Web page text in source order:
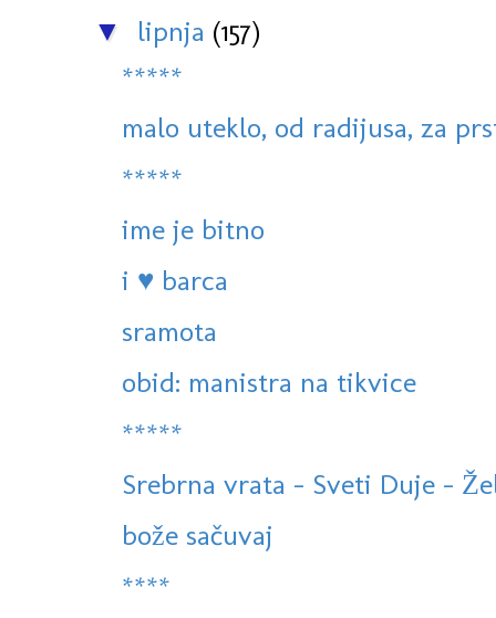
▼ lipnja (157)
*****
malo uteklo, od radijusa, za
*****
ime je bitno
i ♥ barca
sramota
obid: manistra na tikvice
*****
Srebrna vrata - Sveti Duje -
bože sačuvaj
****